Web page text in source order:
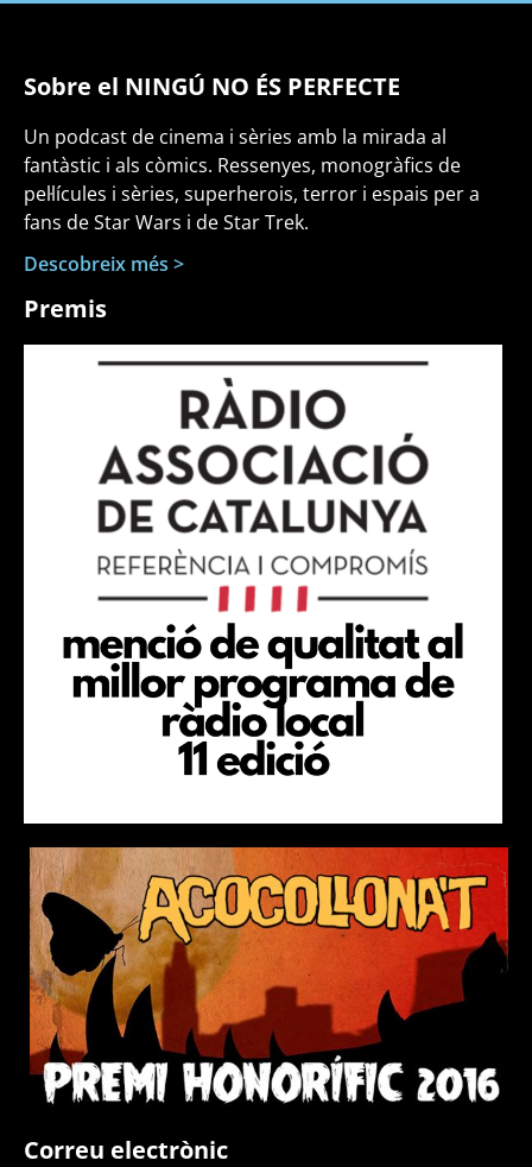
Sobre el NINGÚ NO ÉS PERFECTE
Un podcast de cinema i sèries amb la mirada al
fantàstic i als còmics. Ressenyes, monogràfics de
pel·lícules i sèries, superherois, terror i espais per a
fans de Star Wars i de Star Trek.
Descobreix més >
Premis
Correu electrònic